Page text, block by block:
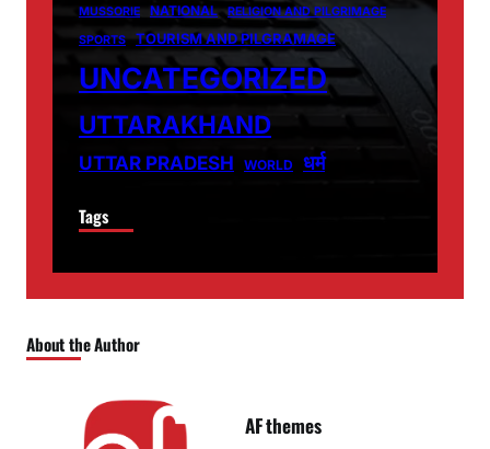
MUSSORIE NATIONAL
RELIGION AND PILGRIMAGE
SPORTS
TOURISM AND PILGRAMAGE
UNCATEGORIZED
UTTARAKHAND
UTTAR PRADESH WORLD धर्म
Tags
About the Author
AF themes